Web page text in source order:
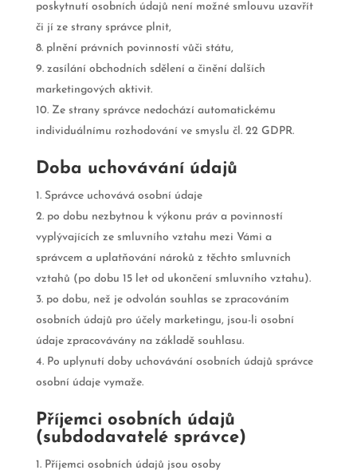
poskytnutí osobních údajů není možné smlouvu uzavřít
či jí ze strany správce plnit,
plnění právních povinností vůči státu,
zasílání obchodních sdělení a činění dalších
marketingových aktivit.
Ze strany správce nedochází automatickému
individuálnímu rozhodování ve smyslu čl. 22 GDPR.
Doba uchovávání údajů
Správce uchovává osobní údaje
po dobu nezbytnou k výkonu práv a povinností
vyplývajících ze smluvního vztahu mezi Vámi a
správcem a uplatňování nároků z těchto smluvních
vztahů (po dobu 15 let od ukončení smluvního vztahu).
po dobu, než je odvolán souhlas se zpracováním
osobních údajů pro účely marketingu, jsou-li osobní
údaje zpracovávány na základě souhlasu.
Po uplynutí doby uchovávání osobních údajů správce
osobní údaje vymaže.
Příjemci osobních údajů
(subdodavatelé správce)
Příjemci osobních údajů jsou osoby